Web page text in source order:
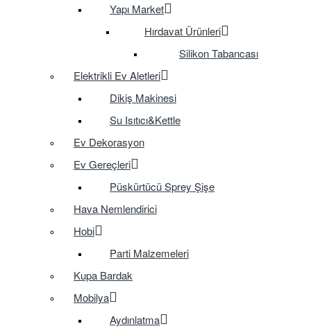
Yapı Market
Hırdavat Ürünleri
Silikon Tabancası
Elektrikli Ev Aletleri
Dikiş Makinesi
Su Isıtıcı&Kettle
Ev Dekorasyon
Ev Gereçleri
Püskürtücü Sprey Şişe
Hava Nemlendirici
Hobi
Parti Malzemeleri
Kupa Bardak
Mobilya
Aydınlatma